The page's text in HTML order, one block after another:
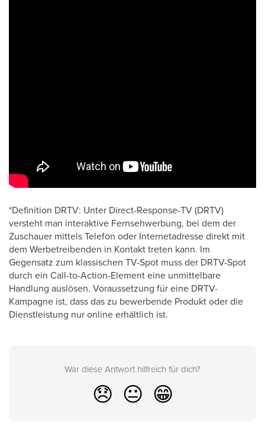
*Definition DRTV: Unter Direct-Response-TV (DRTV)
versteht man interaktive Fernsehwerbung, bei dem der
Zuschauer mittels Telefon oder Internetadresse direkt mit
dem Werbetreibenden in Kontakt treten kann. Im
Gegensatz zum klassischen TV-Spot muss der DRTV-Spot
durch ein Call-to-Action-Element eine unmittelbare
Handlung auslösen. Voraussetzung für eine DRTV-
Kampagne ist, dass das zu bewerbende Produkt oder die
Dienstleistung nur online erhältlich ist.
War diese Antwort hilfreich für dich?
😞 😐 😁